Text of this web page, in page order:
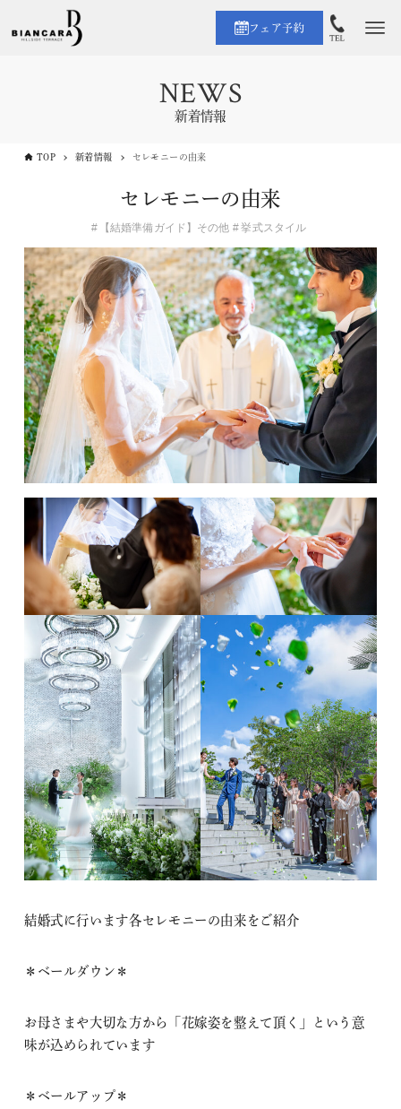
フェア予約
NEWS
新着情報
TOP 新着情報 セレモニーの由来
セレモニーの由来
【結婚準備ガイド】その他 挙式スタイル
結婚式に行います各セレモニーの由来をご紹介
＊ベールダウン＊
お母さまや大切な方から「花嫁姿を整えて頂く」という意
味が込められています
＊ベールアップ＊